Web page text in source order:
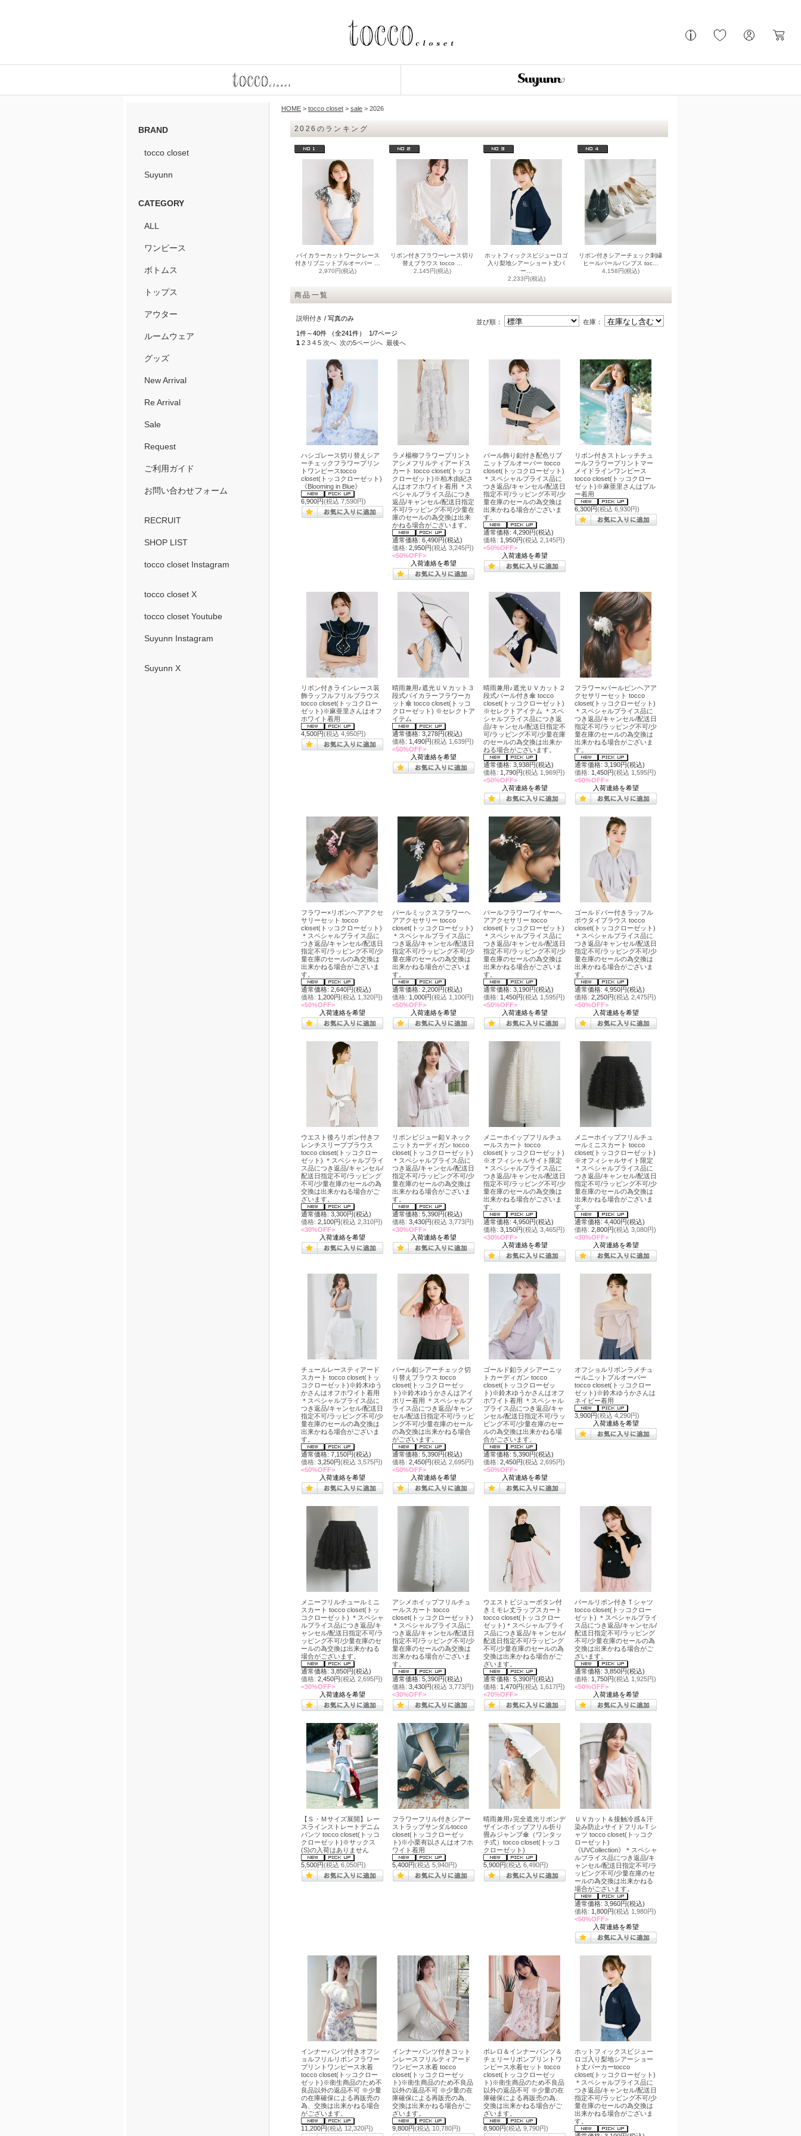
BRAND
tocco closet
Suyunn
CATEGORY
ALL
ワンピース
ボトムス
トップス
アウター
ルームウェア
グッズ
New Arrival
Re Arrival
Sale
Request
ご利用ガイド
お問い合わせフォーム
RECRUIT
SHOP LIST
tocco closet Instagram
tocco closet X
tocco closet Youtube
Suyunn Instagram
Suyunn X
HOME > tocco closet > sale > 2026
2026のランキング
バイカラーカットワークレース
付きリブニットプルオーバー …
2,970円(税込)
リボン付きフラワーレース切り
替えブラウス tocco …
2,145円(税込)
ホットフィックスビジューロゴ
入り梨地シアーショート丈パ
ー…
2,233円(税込)
リボン付きシアーチェック刺繍
ヒールパールパンプス toc…
4,158円(税込)
商品一覧
在庫：
並び順：
説明付き / 写真のみ
1件～40件 （全241件） 1/7ページ
1 2 3 4 5 次へ 次の5ページへ 最後へ
ハシゴレース切り替えシア
ーチェックフラワープリン
トワンピースtocco
closet(トッコクローゼット)
《Blooming in Blue》
6,900円(税込 7,590円)
ラメ楊柳フラワープリント
アシメフリルティアードス
カート tocco closet(トッコ
クローゼット)※柏木由紀さ
んはオフホワイト着用 ＊ス
ペシャルプライス品につき
返品/キャンセル/配送日指定
不可/ラッピング不可/少量在
庫のセールの為交換は出来
かねる場合がございます。
通常価格: 6,490円(税込)
価格: 2,950円(税込 3,245円)
<50%OFF>
入荷連絡を希望
パール飾り釦付き配色リブ
ニットプルオーバー tocco
closet(トッコクローゼット)
＊スペシャルプライス品に
つき返品/キャンセル/配送日
指定不可/ラッピング不可/少
量在庫のセールの為交換は
出来かねる場合がございま
す。
通常価格: 4,290円(税込)
価格: 1,950円(税込 2,145円)
<50%OFF>
入荷連絡を希望
リボン付きストレッチチュ
ールフラワープリントマー
メイドラインワンピース
tocco closet(トッコクロー
ゼット)※麻亜里さんはブル
ー着用
6,300円(税込 6,930円)
リボン付きラインレース装
飾ラッフルフリルブラウス
tocco closet(トッコクロー
ゼット)※麻亜里さんはオフ
ホワイト着用
4,500円(税込 4,950円)
晴雨兼用♪遮光ＵＶカット３
段式バイカラーフラワーカ
ット傘 tocco closet(トッコ
クローゼット) ※セレクトア
イテム
通常価格: 3,278円(税込)
価格: 1,490円(税込 1,639円)
<50%OFF>
入荷連絡を希望
晴雨兼用♪遮光ＵＶカット２
段式パール付き傘 tocco
closet(トッコクローゼット)
※セレクトアイテム ＊スペ
シャルプライス品につき返
品/キャンセル/配送日指定不
可/ラッピング不可/少量在庫
のセールの為交換は出来か
ねる場合がございます。
通常価格: 3,938円(税込)
価格: 1,790円(税込 1,969円)
<50%OFF>
入荷連絡を希望
フラワー×パールピンヘアア
クセサリーセット tocco
closet(トッコクローゼット)
＊スペシャルプライス品に
つき返品/キャンセル/配送日
指定不可/ラッピング不可/少
量在庫のセールの為交換は
出来かねる場合がございま
す。
通常価格: 3,190円(税込)
価格: 1,450円(税込 1,595円)
<50%OFF>
入荷連絡を希望
フラワー×リボンヘアアクセ
サリーセット tocco
closet(トッコクローゼット)
＊スペシャルプライス品に
つき返品/キャンセル/配送日
指定不可/ラッピング不可/少
量在庫のセールの為交換は
出来かねる場合がございま
す。
通常価格: 2,640円(税込)
価格: 1,200円(税込 1,320円)
<50%OFF>
入荷連絡を希望
パールミックスフラワーヘ
アアクセサリー tocco
closet(トッコクローゼット)
＊スペシャルプライス品に
つき返品/キャンセル/配送日
指定不可/ラッピング不可/少
量在庫のセールの為交換は
出来かねる場合がございま
す。
通常価格: 2,200円(税込)
価格: 1,000円(税込 1,100円)
<50%OFF>
入荷連絡を希望
パールフラワーワイヤーヘ
アアクセサリー tocco
closet(トッコクローゼット)
＊スペシャルプライス品に
つき返品/キャンセル/配送日
指定不可/ラッピング不可/少
量在庫のセールの為交換は
出来かねる場合がございま
す。
通常価格: 3,190円(税込)
価格: 1,450円(税込 1,595円)
<50%OFF>
入荷連絡を希望
ゴールドバー付きラッフル
ボウタイブラウス tocco
closet(トッコクローゼット)
＊スペシャルプライス品に
つき返品/キャンセル/配送日
指定不可/ラッピング不可/少
量在庫のセールの為交換は
出来かねる場合がございま
す。
通常価格: 4,950円(税込)
価格: 2,250円(税込 2,475円)
<50%OFF>
入荷連絡を希望
ウエスト後ろリボン付きフ
レンチスリーブブラウス
tocco closet(トッコクロー
ゼット) ＊スペシャルプライ
ス品につき返品/キャンセル/
配送日指定不可/ラッピング
不可/少量在庫のセールの為
交換は出来かねる場合がご
ざいます。
通常価格: 3,300円(税込)
価格: 2,100円(税込 2,310円)
<30%OFF>
入荷連絡を希望
リボンビジュー釦Ｖネック
ニットカーディガン tocco
closet(トッコクローゼット)
＊スペシャルプライス品に
つき返品/キャンセル/配送日
指定不可/ラッピング不可/少
量在庫のセールの為交換は
出来かねる場合がございま
す。
通常価格: 5,390円(税込)
価格: 3,430円(税込 3,773円)
<30%OFF>
入荷連絡を希望
メニーホイップフリルチュ
ールスカート tocco
closet(トッコクローゼット)
※オフィシャルサイト限定
＊スペシャルプライス品に
つき返品/キャンセル/配送日
指定不可/ラッピング不可/少
量在庫のセールの為交換は
出来かねる場合がございま
す。
通常価格: 4,950円(税込)
価格: 3,150円(税込 3,465円)
<30%OFF>
入荷連絡を希望
メニーホイップフリルチュ
ールミニスカート tocco
closet(トッコクローゼット)
※オフィシャルサイト限定
＊スペシャルプライス品に
つき返品/キャンセル/配送日
指定不可/ラッピング不可/少
量在庫のセールの為交換は
出来かねる場合がございま
す。
通常価格: 4,400円(税込)
価格: 2,800円(税込 3,080円)
<30%OFF>
入荷連絡を希望
チュールレースティアード
スカート tocco closet(トッ
コクローゼット)※鈴木ゆう
かさんはオフホワイト着用
＊スペシャルプライス品に
つき返品/キャンセル/配送日
指定不可/ラッピング不可/少
量在庫のセールの為交換は
出来かねる場合がございま
す。
通常価格: 7,150円(税込)
価格: 3,250円(税込 3,575円)
<50%OFF>
入荷連絡を希望
パール釦シアーチェック切
り替えブラウス tocco
closet(トッコクローゼッ
ト)※鈴木ゆうかさんはアイ
ボリー着用 ＊スペシャルプ
ライス品につき返品/キャン
セル/配送日指定不可/ラッピ
ング不可/少量在庫のセール
の為交換は出来かねる場合
がございます。
通常価格: 5,390円(税込)
価格: 2,450円(税込 2,695円)
<50%OFF>
入荷連絡を希望
ゴールド釦ラメシアーニッ
トカーディガン tocco
closet(トッコクローゼッ
ト)※鈴木ゆうかさんはオフ
ホワイト着用 ＊スペシャル
プライス品につき返品/キャ
ンセル/配送日指定不可/ラッ
ピング不可/少量在庫のセー
ルの為交換は出来かねる場
合がございます。
通常価格: 5,390円(税込)
価格: 2,450円(税込 2,695円)
<50%OFF>
入荷連絡を希望
オフショルリボンラメチュ
ールニットプルオーバー
tocco closet(トッコクロー
ゼット)※鈴木ゆうかさんは
ネイビー着用
3,900円(税込 4,290円)
入荷連絡を希望
メニーフリルチュールミニ
スカート tocco closet(トッ
コクローゼット) ＊スペシャ
ルプライス品につき返品/キ
ャンセル/配送日指定不可/ラ
ッピング不可/少量在庫のセ
ールの為交換は出来かねる
場合がございます。
通常価格: 3,850円(税込)
価格: 2,450円(税込 2,695円)
<30%OFF>
入荷連絡を希望
アシメホイップフリルチュ
ールスカート tocco
closet(トッコクローゼット)
＊スペシャルプライス品に
つき返品/キャンセル/配送日
指定不可/ラッピング不可/少
量在庫のセールの為交換は
出来かねる場合がございま
す。
通常価格: 5,390円(税込)
価格: 3,430円(税込 3,773円)
<30%OFF>
ウエストビジューボタン付
きミモレ丈ラップスカート
tocco closet(トッコクロー
ゼット)＊スペシャルプライ
ス品につき返品/キャンセル/
配送日指定不可/ラッピング
不可/少量在庫のセールの為
交換は出来かねる場合がご
ざいます。
通常価格: 5,390円(税込)
価格: 1,470円(税込 1,617円)
<70%OFF>
パールリボン付きＴシャツ
tocco closet(トッコクロー
ゼット) ＊スペシャルプライ
ス品につき返品/キャンセル/
配送日指定不可/ラッピング
不可/少量在庫のセールの為
交換は出来かねる場合がご
ざいます。
通常価格: 3,850円(税込)
価格: 1,750円(税込 1,925円)
<50%OFF>
入荷連絡を希望
【Ｓ・Ｍサイズ展開】レー
スラインストレートデニム
パンツ tocco closet(トッコ
クローゼット)※サックス
(S)の入荷はありません
5,500円(税込 6,050円)
フラワーフリル付きシアー
ストラップサンダルtocco
closet(トッコクローゼッ
ト)※小栗有以さんはオフホ
ワイト着用
5,400円(税込 5,940円)
晴雨兼用♪完全遮光リボンデ
ザインホイップフリル折り
畳みジャンプ傘（ワンタッ
チ式）tocco closet(トッコ
クローゼット)
5,900円(税込 6,490円)
ＵＶカット＆接触冷感＆汗
染み防止♪サイドフリルＴシ
ャツ tocco closet(トッコク
ローゼット)
《UVCollection》＊スペシャ
ルプライス品につき返品/キ
ャンセル/配送日指定不可/ラ
ッピング不可/少量在庫のセ
ールの為交換は出来かねる
場合がございます。
通常価格: 3,960円(税込)
価格: 1,800円(税込 1,980円)
<50%OFF>
入荷連絡を希望
インナーパンツ付きオフシ
ョルフリルリボンフラワー
プリントワンピース水着
tocco closet(トッコクロー
ゼット)※衛生商品のため不
良品以外の返品不可 ※少量
の在庫確保による再販売の
為、交換は出来かねる場合
がございます。
11,200円(税込 12,320円)
インナーパンツ付きコット
ンレースフリルティアード
ワンピース水着 tocco
closet(トッコクローゼッ
ト)※衛生商品のため不良品
以外の返品不可 ※少量の在
庫確保による再販売の為、
交換は出来かねる場合がご
ざいます。
9,800円(税込 10,780円)
ボレロ＆インナーパンツ＆
チェリーリボンプリントワ
ンピース水着セット tocco
closet(トッコクローゼッ
ト)※衛生商品のため不良品
以外の返品不可 ※少量の在
庫確保による再販売の為、
交換は出来かねる場合がご
ざいます。
8,900円(税込 9,790円)
ホットフィックスビジュー
ロゴ入り梨地シアーショー
ト丈パーカーtocco
closet(トッコクローゼット)
＊スペシャルプライス品に
つき返品/キャンセル/配送日
指定不可/ラッピング不可/少
量在庫のセールの為交換は
出来かねる場合がございま
す。